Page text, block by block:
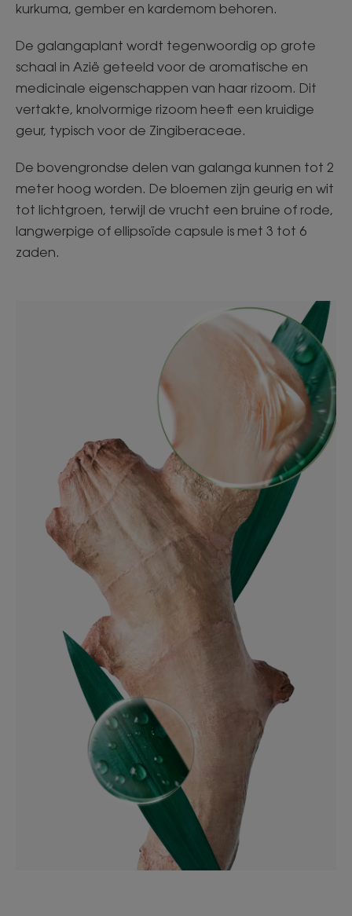
kurkuma, gember en kardemom behoren.
De galangaplant wordt tegenwoordig op grote
schaal in Azië geteeld voor de aromatische en
medicinale eigenschappen van haar rizoom. Dit
vertakte, knolvormige rizoom heeft een kruidige
geur, typisch voor de Zingiberaceae.​
De bovengrondse delen van galanga kunnen tot 2
meter hoog worden. De bloemen zijn geurig en wit
tot lichtgroen, terwijl de vrucht een bruine of rode,
langwerpige of ellipsoïde capsule is met 3 tot 6
zaden.​